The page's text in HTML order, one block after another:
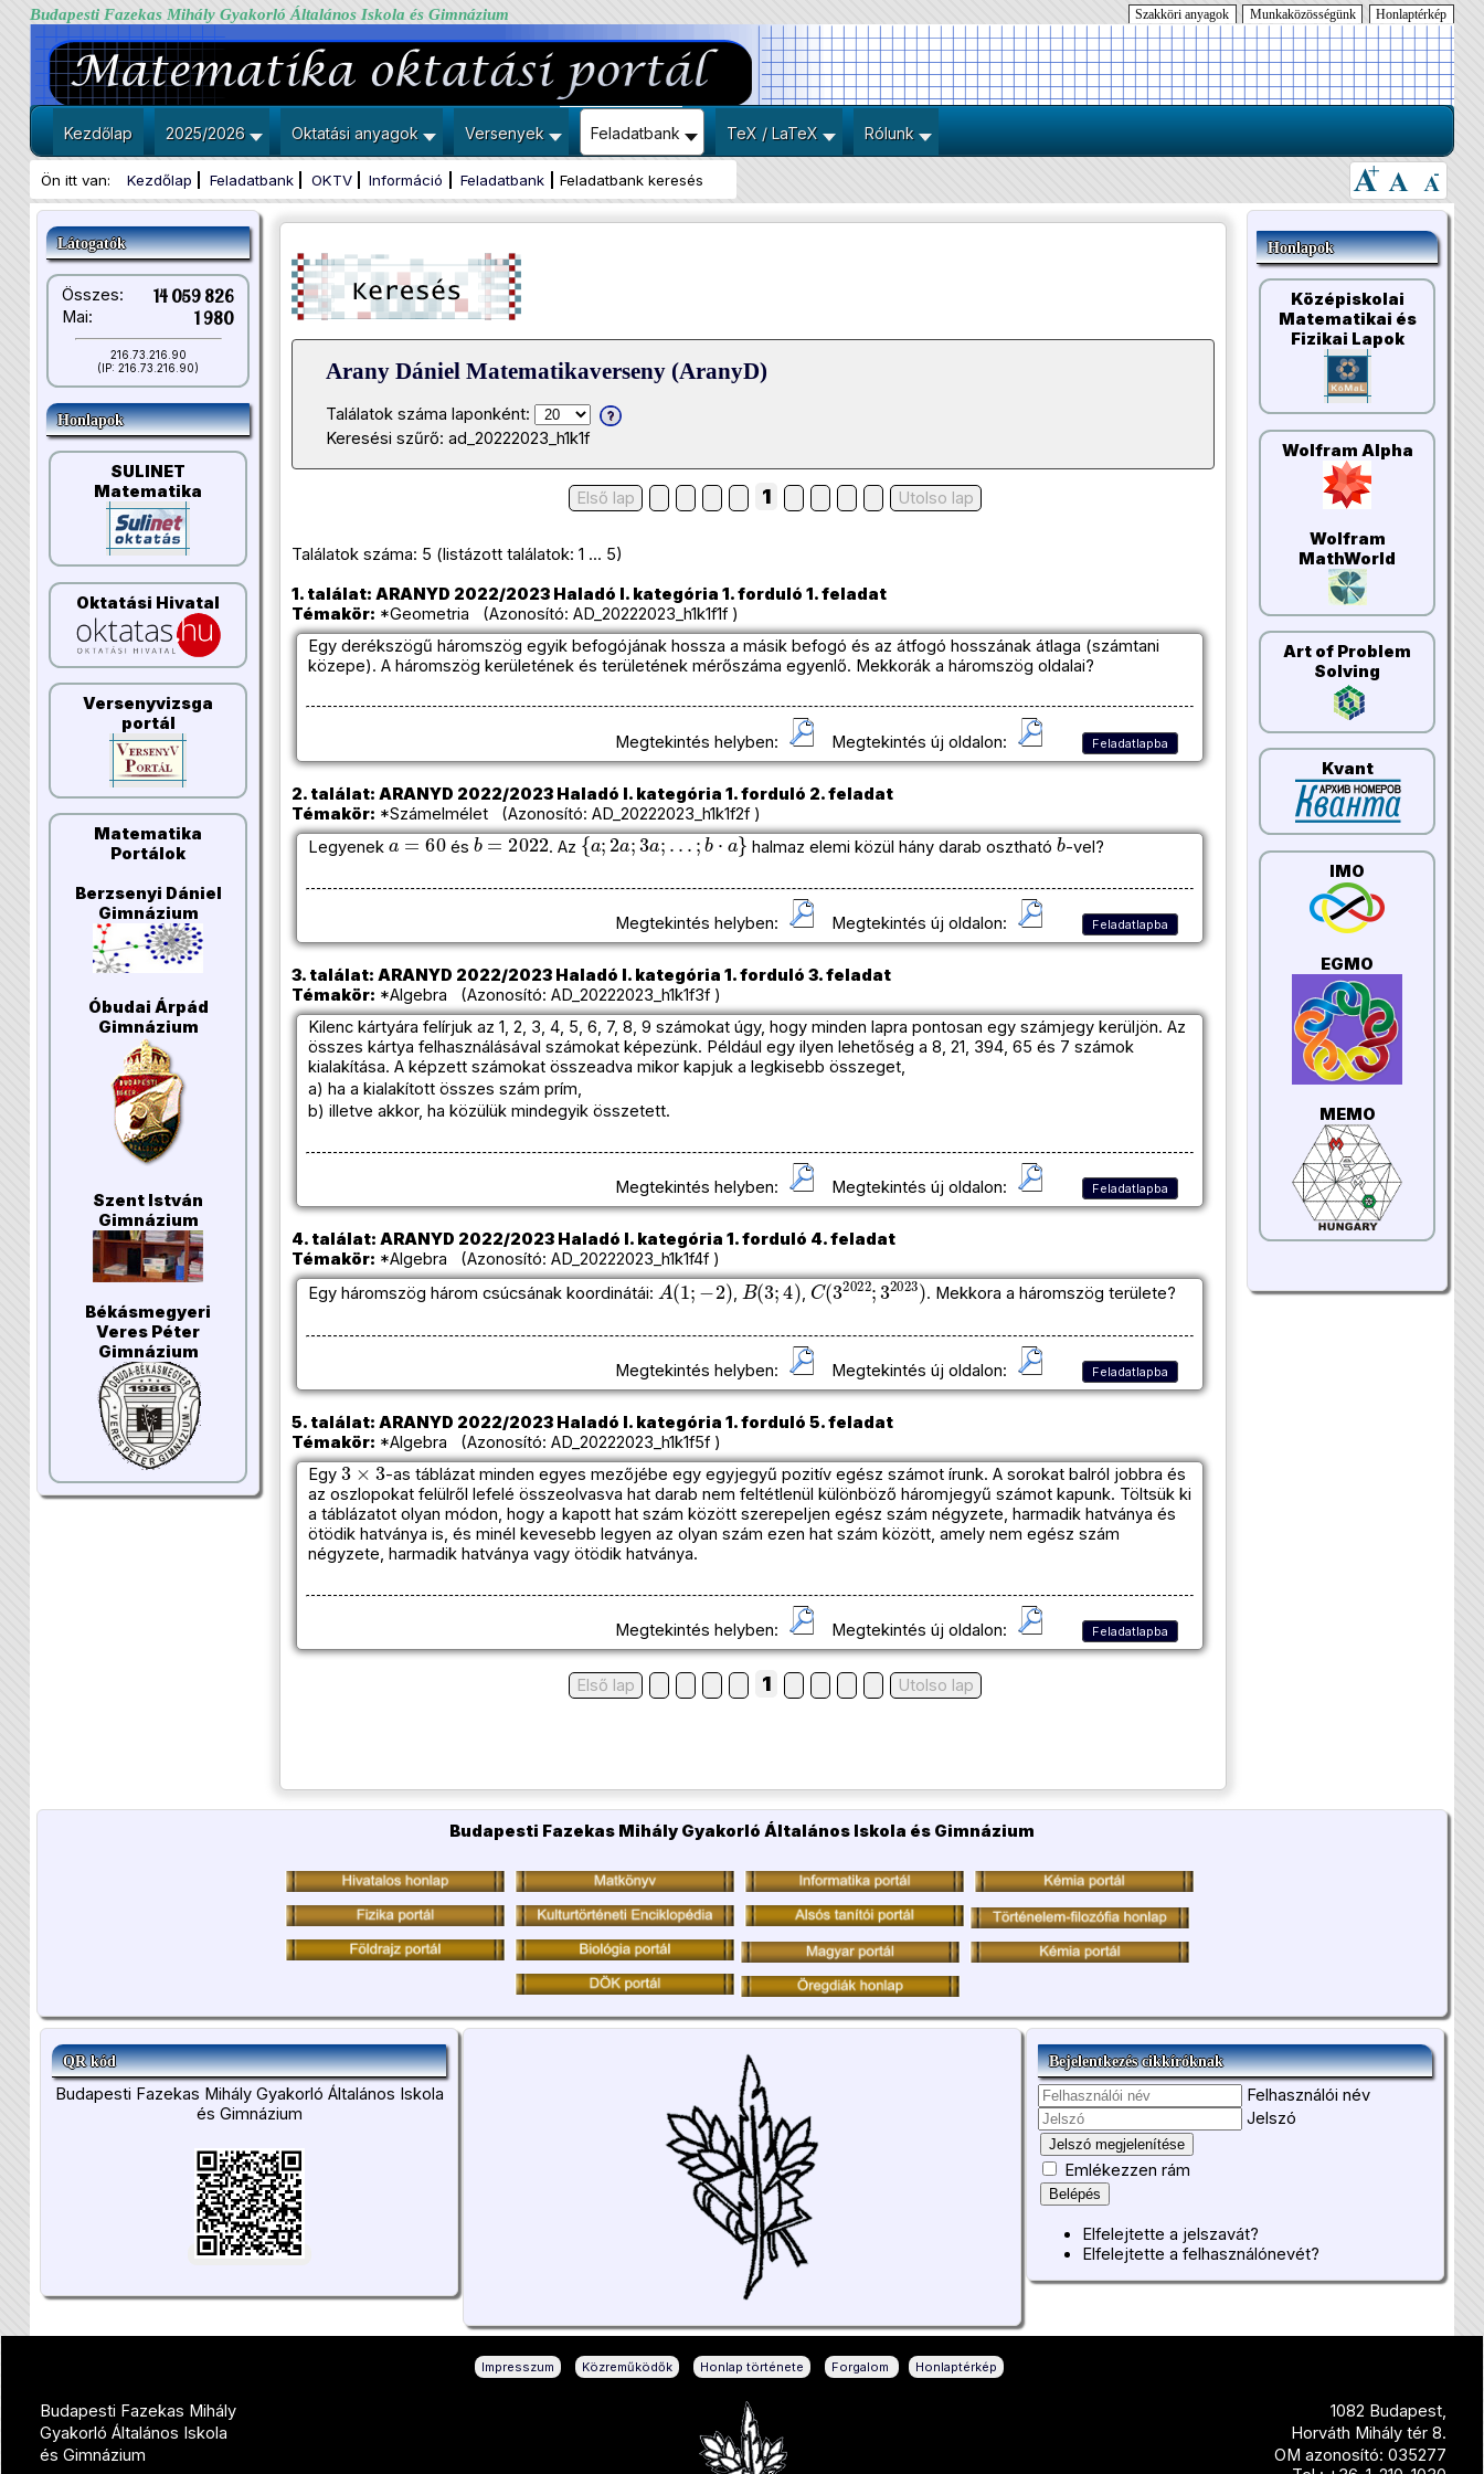
Budapesti Fazekas Mihály Gyakorló Általános Iskola és Gimnázium Honlaptérkép
Munkaközösségünk
Szakköri anyagok
Kezdőlap 2025/2026 Oktatási anyagok Versenyek Feladatbank TeX / LaTeX Rólunk
Ön itt van: Kezdőlap Feladatbank OKTV Információ Feladatbank Feladatbank keresés
Látogatók
Összes: 14 059 826
Mai: 1 980
216.73.216.90
(IP: 216.73.216.90)
Honlapok
SULINET
Matematika
Oktatási Hivatal
Versenyvizsga
portál
Matematika
Portálok
Berzsenyi Dániel
Gimnázium
Óbudai Árpád
Gimnázium
Szent István
Gimnázium
Békásmegyeri
Veres Péter
Gimnázium
Arany Dániel Matematikaverseny (AranyD)
Találatok száma laponként:
Keresési szűrő: ad_20222023_h1k1f
Első lap 1 Utolso lap
Találatok száma: 5 (listázott találatok: 1 ... 5)
1. találat: ARANYD 2022/2023 Haladó I. kategória 1. forduló 1. feladat
Témakör: *Geometria (Azonosító: AD_20222023_h1k1f1f )
Egy derékszögű háromszög egyik befogójának hossza a másik befogó és az átfogó hosszának átlaga (számtani
közepe). A háromszög kerületének és területének mérőszáma egyenlő. Mekkorák a háromszög oldalai?
Megtekintés helyben: Megtekintés új oldalon: Feladatlapba
2. találat: ARANYD 2022/2023 Haladó I. kategória 1. forduló 2. feladat
Témakör: *Számelmélet (Azonosító: AD_20222023_h1k1f2f )
Legyenek
a=60
és
b=2022
. Az
{a;2a;3a;...;b⋅a}
halmaz elemi közül hány darab osztható
b
-vel?
Megtekintés helyben: Megtekintés új oldalon: Feladatlapba
3. találat: ARANYD 2022/2023 Haladó I. kategória 1. forduló 3. feladat
Témakör: *Algebra (Azonosító: AD_20222023_h1k1f3f )
Kilenc kártyára felírjuk az 1, 2, 3, 4, 5, 6, 7, 8, 9 számokat úgy, hogy minden lapra pontosan egy számjegy kerüljön. Az
összes kártya felhasználásával számokat képezünk. Például egy ilyen lehetőség a 8, 21, 394, 65 és 7 számok
kialakítása. A képzett számokat összeadva mikor kapjuk a legkisebb összeget,
a) ha a kialakított összes szám prím,
b) illetve akkor, ha közülük mindegyik összetett.
Megtekintés helyben: Megtekintés új oldalon: Feladatlapba
4. találat: ARANYD 2022/2023 Haladó I. kategória 1. forduló 4. feladat
Témakör: *Algebra (Azonosító: AD_20222023_h1k1f4f )
Egy háromszög három csúcsának koordinátái:
A(1;−2)
,
B(3;4)
,
C(32022;32023)
. Mekkora a háromszög területe?
Megtekintés helyben: Megtekintés új oldalon: Feladatlapba
5. találat: ARANYD 2022/2023 Haladó I. kategória 1. forduló 5. feladat
Témakör: *Algebra (Azonosító: AD_20222023_h1k1f5f )
Egy
3×3
-as táblázat minden egyes mezőjébe egy egyjegyű pozitív egész számot írunk. A sorokat balról jobbra és
az oszlopokat felülről lefelé összeolvasva hat darab nem feltétlenül különböző háromjegyű számot kapunk. Töltsük ki
a táblázatot olyan módon, hogy a kapott hat szám között szerepeljen egész szám négyzete, harmadik hatványa és
ötödik hatványa is, és minél kevesebb legyen az olyan szám ezen hat szám között, amely nem egész szám
négyzete, harmadik hatványa vagy ötödik hatványa.
Megtekintés helyben: Megtekintés új oldalon: Feladatlapba
Első lap 1 Utolso lap
Honlapok
Középiskolai
Matematikai és
Fizikai Lapok
Wolfram Alpha
Wolfram
MathWorld
Art of Problem
Solving
Kvant
IMO
EGMO
MEMO
Budapesti Fazekas Mihály Gyakorló Általános Iskola és Gimnázium
QR kód
Budapesti Fazekas Mihály Gyakorló Általános Iskola
és Gimnázium
Bejelentkezés cikkíróknak
Felhasználói név
Jelszó
Jelszó megjelenítése
Emlékezzen rám
Belépés
Elfelejtette a jelszavát?
Elfelejtette a felhasználónevét?
Impresszum | Közreműködők | Honlap története | Forgalom | Honlaptérkép
Budapesti Fazekas Mihály
Gyakorló Általános Iskola
és Gimnázium
1082 Budapest,
Horváth Mihály tér 8.
OM azonosító: 035277